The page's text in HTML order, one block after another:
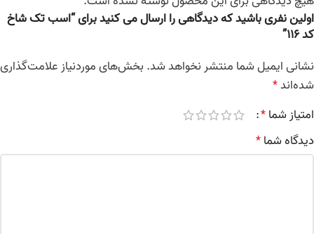
اولین نفری باشید که دیدگاهی را ارسال می کنید برای “اسب تک شاخ
کد 116”
نشانی ایمیل شما منتشر نخواهد شد. بخش‌های موردنیاز علامت‌گذاری
شده‌اند*
امتیاز شما*
دیدگاه شما*